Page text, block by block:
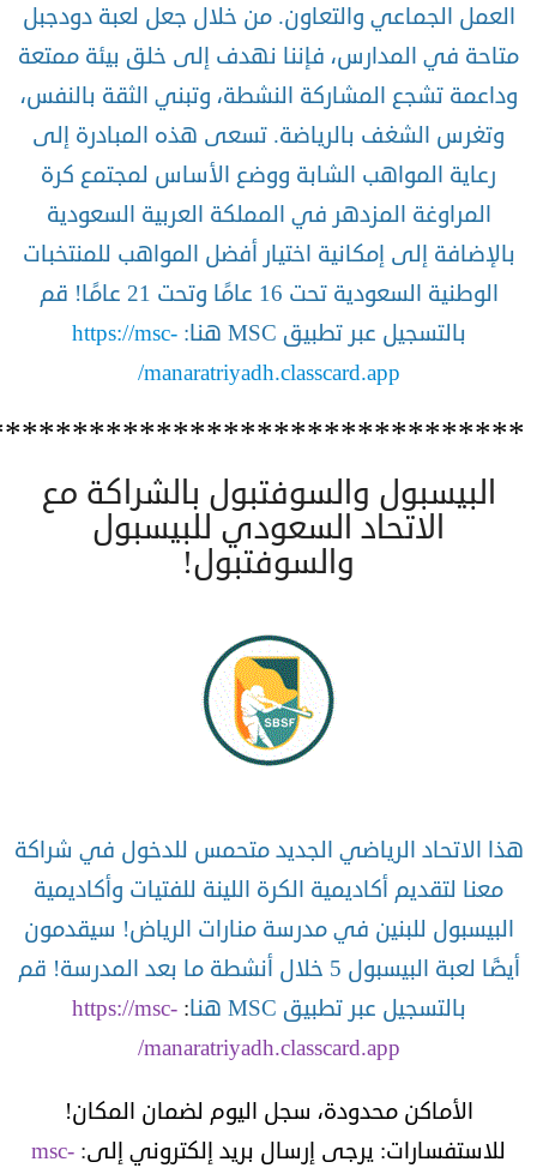
العمل الجماعي والتعاون. من خلال جعل لعبة دودجبل
متاحة في المدارس، فإننا نهدف إلى خلق بيئة ممتعة
وداعمة تشجع المشاركة النشطة، وتبني الثقة بالنفس،
وتغرس الشغف بالرياضة. تسعى هذه المبادرة إلى
رعاية المواهب الشابة ووضع الأساس لمجتمع كرة
المراوغة المزدهر في المملكة العربية السعودية
بالإضافة إلى إمكانية اختيار أفضل المواهب للمنتخبات
الوطنية السعودية تحت 16 عامًا وتحت 21 عامًا! قم
بالتسجيل عبر تطبيق MSC هنا:
https://msc-
manaratriyadh.classcard.app/
البيسبول والسوفتبول بالشراكة مع
الاتحاد السعودي للبيسبول
والسوفتبول!
هذا الاتحاد الرياضي الجديد متحمس للدخول في شراكة
معنا لتقديم أكاديمية الكرة اللينة للفتيات وأكاديمية
البيسبول للبنين في مدرسة منارات الرياض! سيقدمون
أيضًا لعبة البيسبول 5 خلال أنشطة ما بعد المدرسة! قم
بالتسجيل عبر تطبيق MSC هنا
:
https://msc-
manaratriyadh.classcard.app/
الأماكن محدودة، سجل اليوم لضمان المكان!
للاستفسارات: يرجى إرسال بريد إلكتروني إلى:
msc-